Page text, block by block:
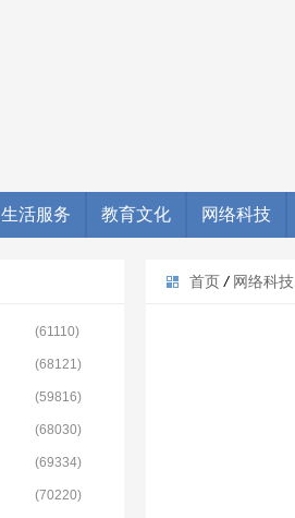
生活服务 教育文化 网络科技
首页 / 网络科技
(61110)
(68121)
(59816)
(68030)
(69334)
(70220)